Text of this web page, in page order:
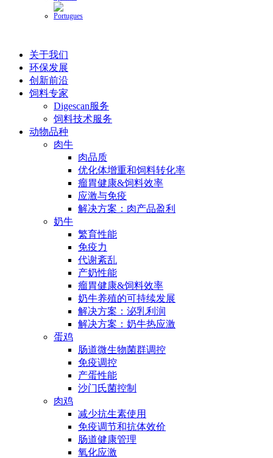
关于我们
环保发展
创新前沿
饲料专家
Digescan服务
饲料技术服务
动物品种
肉牛
肉品质
优化体增重和饲料转化率
瘤胃健康&饲料效率
应激与免疫
解决方案：肉产品盈利
奶牛
繁育性能
免疫力
代谢紊乱
产奶性能
瘤胃健康&饲料效率
奶牛养殖的可持续发展
解决方案：泌乳利润
解决方案：奶牛热应激
蛋鸡
肠道微生物菌群调控
免疫调控
产蛋性能
沙门氏菌控制
肉鸡
减少抗生素使用
免疫调节和抗体效价
肠道健康管理
氧化应激